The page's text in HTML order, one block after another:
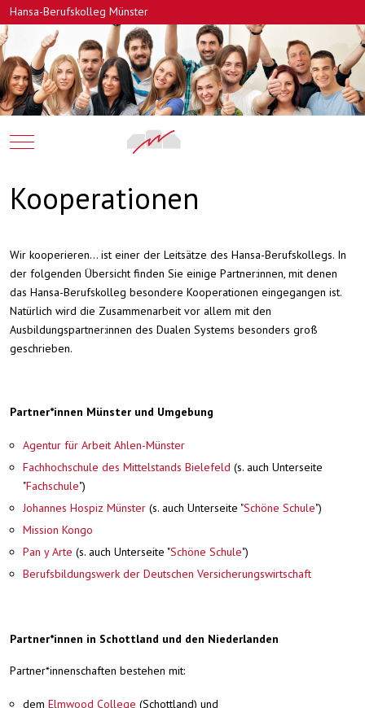
Hansa-Berufskolleg Münster
Mobile Menu Toggle
Kooperationen
Wir kooperieren... ist einer der Leitsätze des Hansa-Berufskollegs. In
der folgenden Übersicht finden Sie einige Partner:innen, mit denen
das Hansa-Berufskolleg besondere Kooperationen eingegangen ist.
Natürlich wird die Zusammenarbeit vor allem mit den
Ausbildungspartner:innen des Dualen Systems besonders groß
geschrieben.
Partner*innen Münster und Umgebung
Agentur für Arbeit Ahlen-Münster
Fachhochschule des Mittelstands Bielefeld (s. auch Unterseite
"Fachschule")
Johannes Hospiz Münster (s. auch Unterseite "Schöne Schule")
Mission Kongo
Pan y Arte (s. auch Unterseite "Schöne Schule")
Berufsbildungswerk der Deutschen Versicherungswirtschaft
Partner*innen in Schottland und den Niederlanden
Partner*innenschaften bestehen mit:
dem Elmwood College (Schottland) und